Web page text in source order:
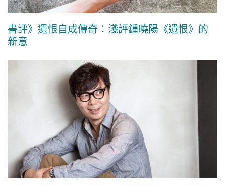
書評》遺恨自成傳奇：淺評鍾曉陽《遺恨》的
新意